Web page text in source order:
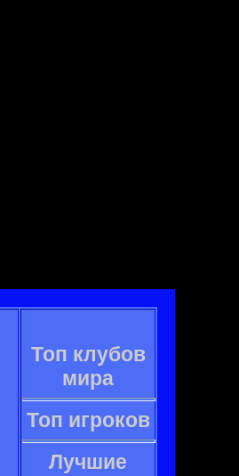
Топ клубов
мира
Топ игроков
Лучшие